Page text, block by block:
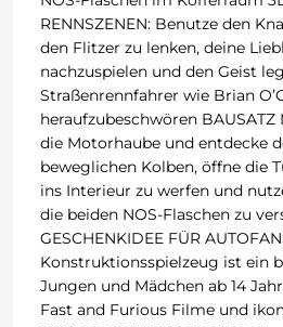
RENNSZENEN: Benutze den
den Flitzer zu lenken, deine
nachzuspielen und den Geist
Straßenrennfahrer wie Brian
heraufzubeschwören BAUSATZ
die Motorhaube und entdecke
beweglichen Kolben, öffne die
ins Interieur zu werfen und
die beiden NOS-Flaschen zu
GESCHENKIDEE FÜR
Konstruktionsspielzeug ist ein
Jungen und Mädchen ab 14
Fast and Furious Filme und